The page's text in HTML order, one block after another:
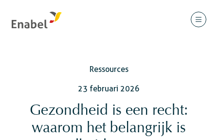
Ressources
23 februari 2026
Gezondheid is een recht:
waarom het belangrijk is